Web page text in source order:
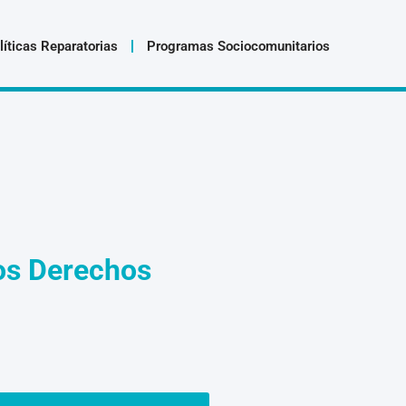
Reparatorias Programas Sociocomunitarios
Derechos